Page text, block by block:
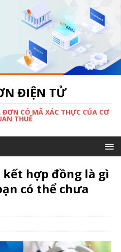
ĐIỆN TỬ
CÓ MÃ XÁC THỰC CỦA CƠ
THUẾ
hợp đồng là gì
có thể chưa